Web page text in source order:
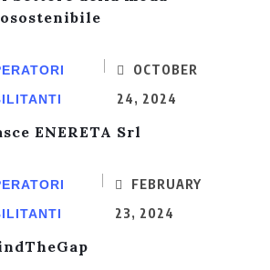
OCTOBER
24, 2024
ENERETA Srl
FEBRUARY
23, 2024